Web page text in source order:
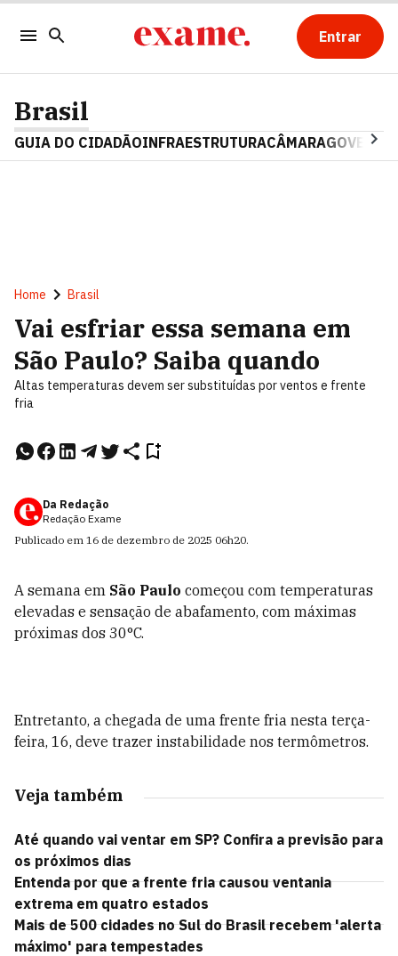
Entrar
Brasil
GUIA DO CIDADÃOINFRAESTRUTURACÂMARAGOVERNO
Home Brasil
Vai esfriar essa semana em
São Paulo? Saiba quando
Altas temperaturas devem ser substituídas por ventos e frente
fria
Da Redação
Redação Exame
Publicado em 16 de dezembro de 2025 06h20.
A semana em São Paulo começou com temperaturas
elevadas e sensação de abafamento, com máximas
próximas dos 30°C.
Entretanto, a chegada de uma frente fria nesta terça-
feira, 16, deve trazer instabilidade nos termômetros.
Veja também
Até quando vai ventar em SP? Confira a previsão para
os próximos dias
Entenda por que a frente fria causou ventania
extrema em quatro estados
Mais de 500 cidades no Sul do Brasil recebem 'alerta
máximo' para tempestades